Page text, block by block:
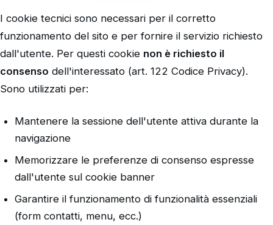
I cookie tecnici sono necessari per il corretto
funzionamento del sito e per fornire il servizio richiesto
dall'utente. Per questi cookie non è richiesto il
consenso dell'interessato (art. 122 Codice Privacy).
Sono utilizzati per:
Mantenere la sessione dell'utente attiva durante la
navigazione
Memorizzare le preferenze di consenso espresse
dall'utente sul cookie banner
Garantire il funzionamento di funzionalità essenziali
(form contatti, menu, ecc.)